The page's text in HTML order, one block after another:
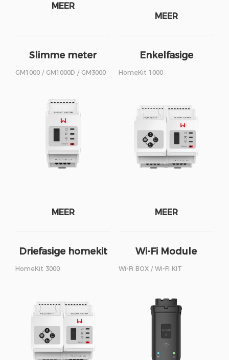
MEER
MEER
Slimme meter
GM1000 / GM1000D / GM3000
MEER
Enkelfasige
HomeKit
HomeKit 1000
MEER
Driefasige homekit
HomeKit 3000
Wi-Fi Module
Wi-Fi BOX / Wi-Fi KIT